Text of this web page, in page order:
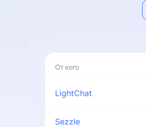
LightChat
Sezzle